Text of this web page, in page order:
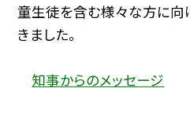
童生徒を含む様々な方に向
きました。
知事からのメッセージ